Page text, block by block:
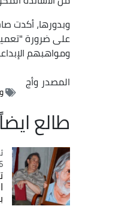
وبدورها، أكدت
على ضرورة
ومواهبهم
المصدر وأج
طالع